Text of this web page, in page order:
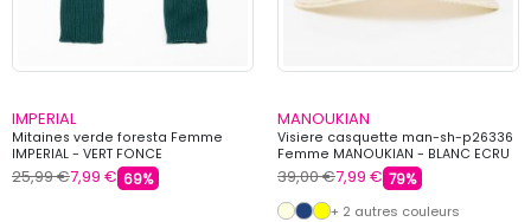
IMPERIAL
Mitaines verde foresta Femme
IMPERIAL - VERT FONCE
25,99 €7,99 € 69%
MANOUKIAN
Visiere casquette man-sh-p26336
Femme MANOUKIAN - BLANC ECRU
39,00 €7,99 € 79%
+ 2 autres couleurs